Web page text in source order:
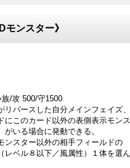
ンスター》
/攻 500/守1500
リバースした自分メインフェイズ、
にこのカード以外の表側表示モン
いる場合に発動できる。
ンスター以外の相手フィールドの
レベル８以下／風属性）１体を選